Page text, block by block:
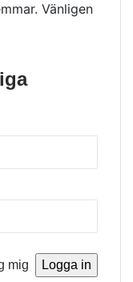
Vänligen
mig